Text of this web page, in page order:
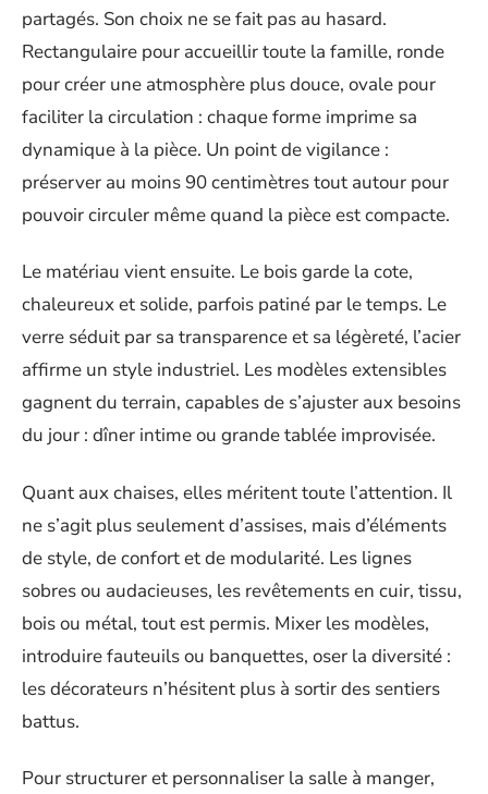
partagés. Son choix ne se fait pas au hasard.
Rectangulaire pour accueillir toute la famille, ronde
pour créer une atmosphère plus douce, ovale pour
faciliter la circulation : chaque forme imprime sa
dynamique à la pièce. Un point de vigilance :
préserver au moins 90 centimètres tout autour pour
pouvoir circuler même quand la pièce est compacte.
Le matériau vient ensuite. Le bois garde la cote,
chaleureux et solide, parfois patiné par le temps. Le
verre séduit par sa transparence et sa légèreté, l’acier
affirme un style industriel. Les modèles extensibles
gagnent du terrain, capables de s’ajuster aux besoins
du jour : dîner intime ou grande tablée improvisée.
Quant aux chaises, elles méritent toute l’attention. Il
ne s’agit plus seulement d’assises, mais d’éléments
de style, de confort et de modularité. Les lignes
sobres ou audacieuses, les revêtements en cuir, tissu,
bois ou métal, tout est permis. Mixer les modèles,
introduire fauteuils ou banquettes, oser la diversité :
les décorateurs n’hésitent plus à sortir des sentiers
battus.
Pour structurer et personnaliser la salle à manger,